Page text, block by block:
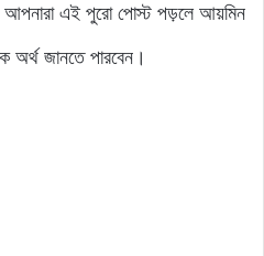
আপনারা এই পুরো পোস্ট পড়লে আয়মিন
অর্থ জানতে পারবেন।